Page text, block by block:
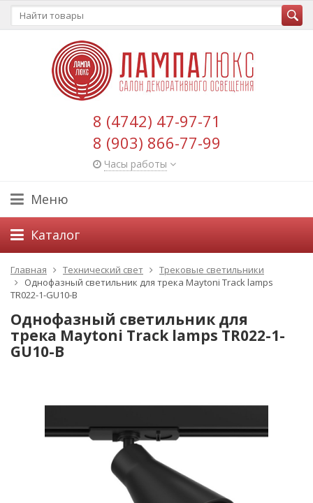
8 (4742) 47-97-71
8 (903) 866-77-99
Часы работы
Меню
Каталог
Главная Технический свет
Трековые светильники
Однофазный светильник для трека Maytoni Track lamps
TR022-1-GU10-B
Однофазный светильник для
трека Maytoni Track lamps TR022-1-
GU10-B